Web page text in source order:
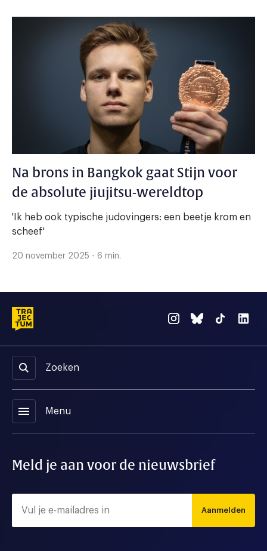
Na brons in Bangkok gaat Stijn voor
de absolute jiujitsu-wereldtop
'Ik heb ook typische judovingers: een beetje krom en
scheef'
20 november 2025 - 6 min.
Zoeken
menu Menu
Meld je aan voor de nieuwsbrief
Aanmelden